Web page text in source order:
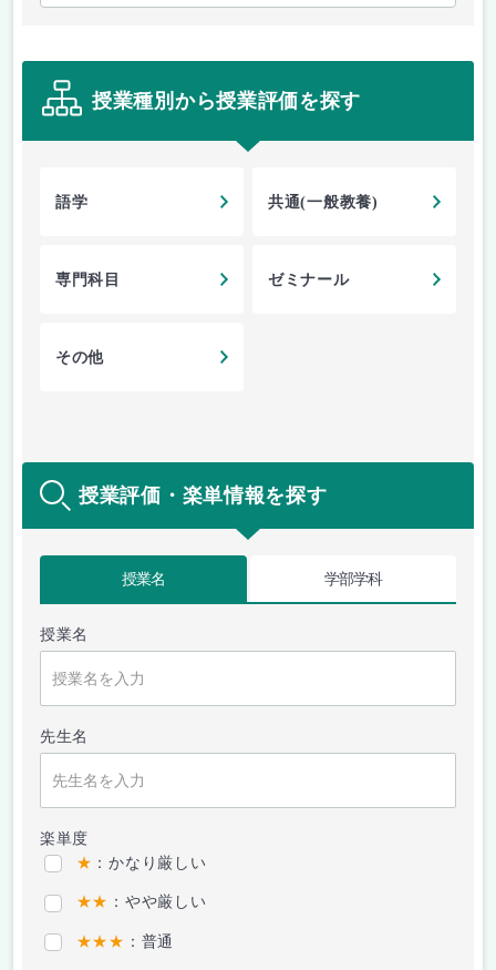
授業種別から授業評価を探す
語学 共通(一般教養)
専門科目 ゼミナール
その他
授業評価・楽単情報を探す
授業名 学部学科
授業名
先生名
楽単度
★ ：かなり厳しい
★★ ：やや厳しい
★★★ ：普通